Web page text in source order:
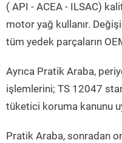
( API - ACEA - ILSAC)
motor yağ kullanır.
tüm yedek parçaların
Ayrıca Pratik Araba,
işlemlerini; TS 12047
tüketici koruma kanunu
Pratik Araba, sonradan